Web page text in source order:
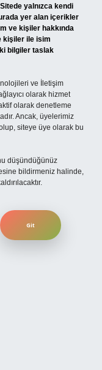
yalnızca kendi
yer alan içerikler
ve kişiler hakkında
kişiler ile isim
bilgiler taslak
ve İletişim
olarak hizmet
olarak denetleme
Ancak, üyelerimiz
siteye üye olarak bu
düşündüğünüz
bildirmeniz halinde,